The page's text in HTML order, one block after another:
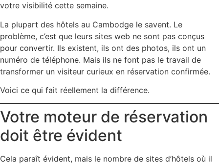
votre visibilité cette semaine.
La plupart des hôtels au Cambodge le savent. Le
problème, c’est que leurs sites web ne sont pas conçus
pour convertir. Ils existent, ils ont des photos, ils ont un
numéro de téléphone. Mais ils ne font pas le travail de
transformer un visiteur curieux en réservation confirmée.
Voici ce qui fait réellement la différence.
Votre moteur de réservation
doit être évident
Cela paraît évident, mais le nombre de sites d’hôtels où il